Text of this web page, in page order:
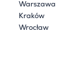
Warszawa
Kraków
Wrocław